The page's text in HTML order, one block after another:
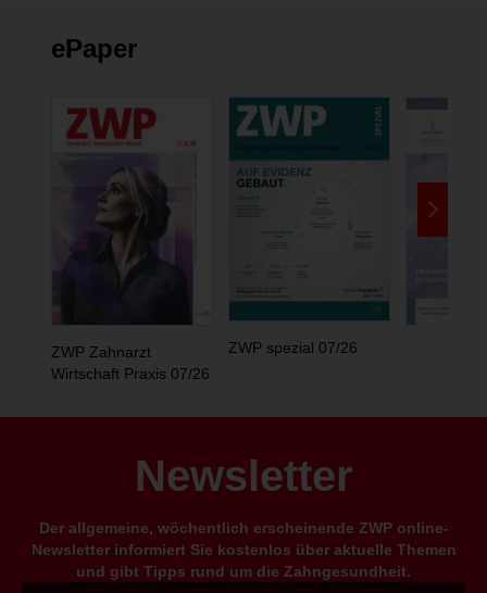
ePaper
ZWP Zahnarzt
Wirtschaft Praxis 07/26
ZWP spezial 07/26
Newsletter
Der allgemeine, wöchentlich erscheinende ZWP online-
Newsletter informiert Sie kostenlos über aktuelle Themen
und gibt Tipps rund um die Zahngesundheit.